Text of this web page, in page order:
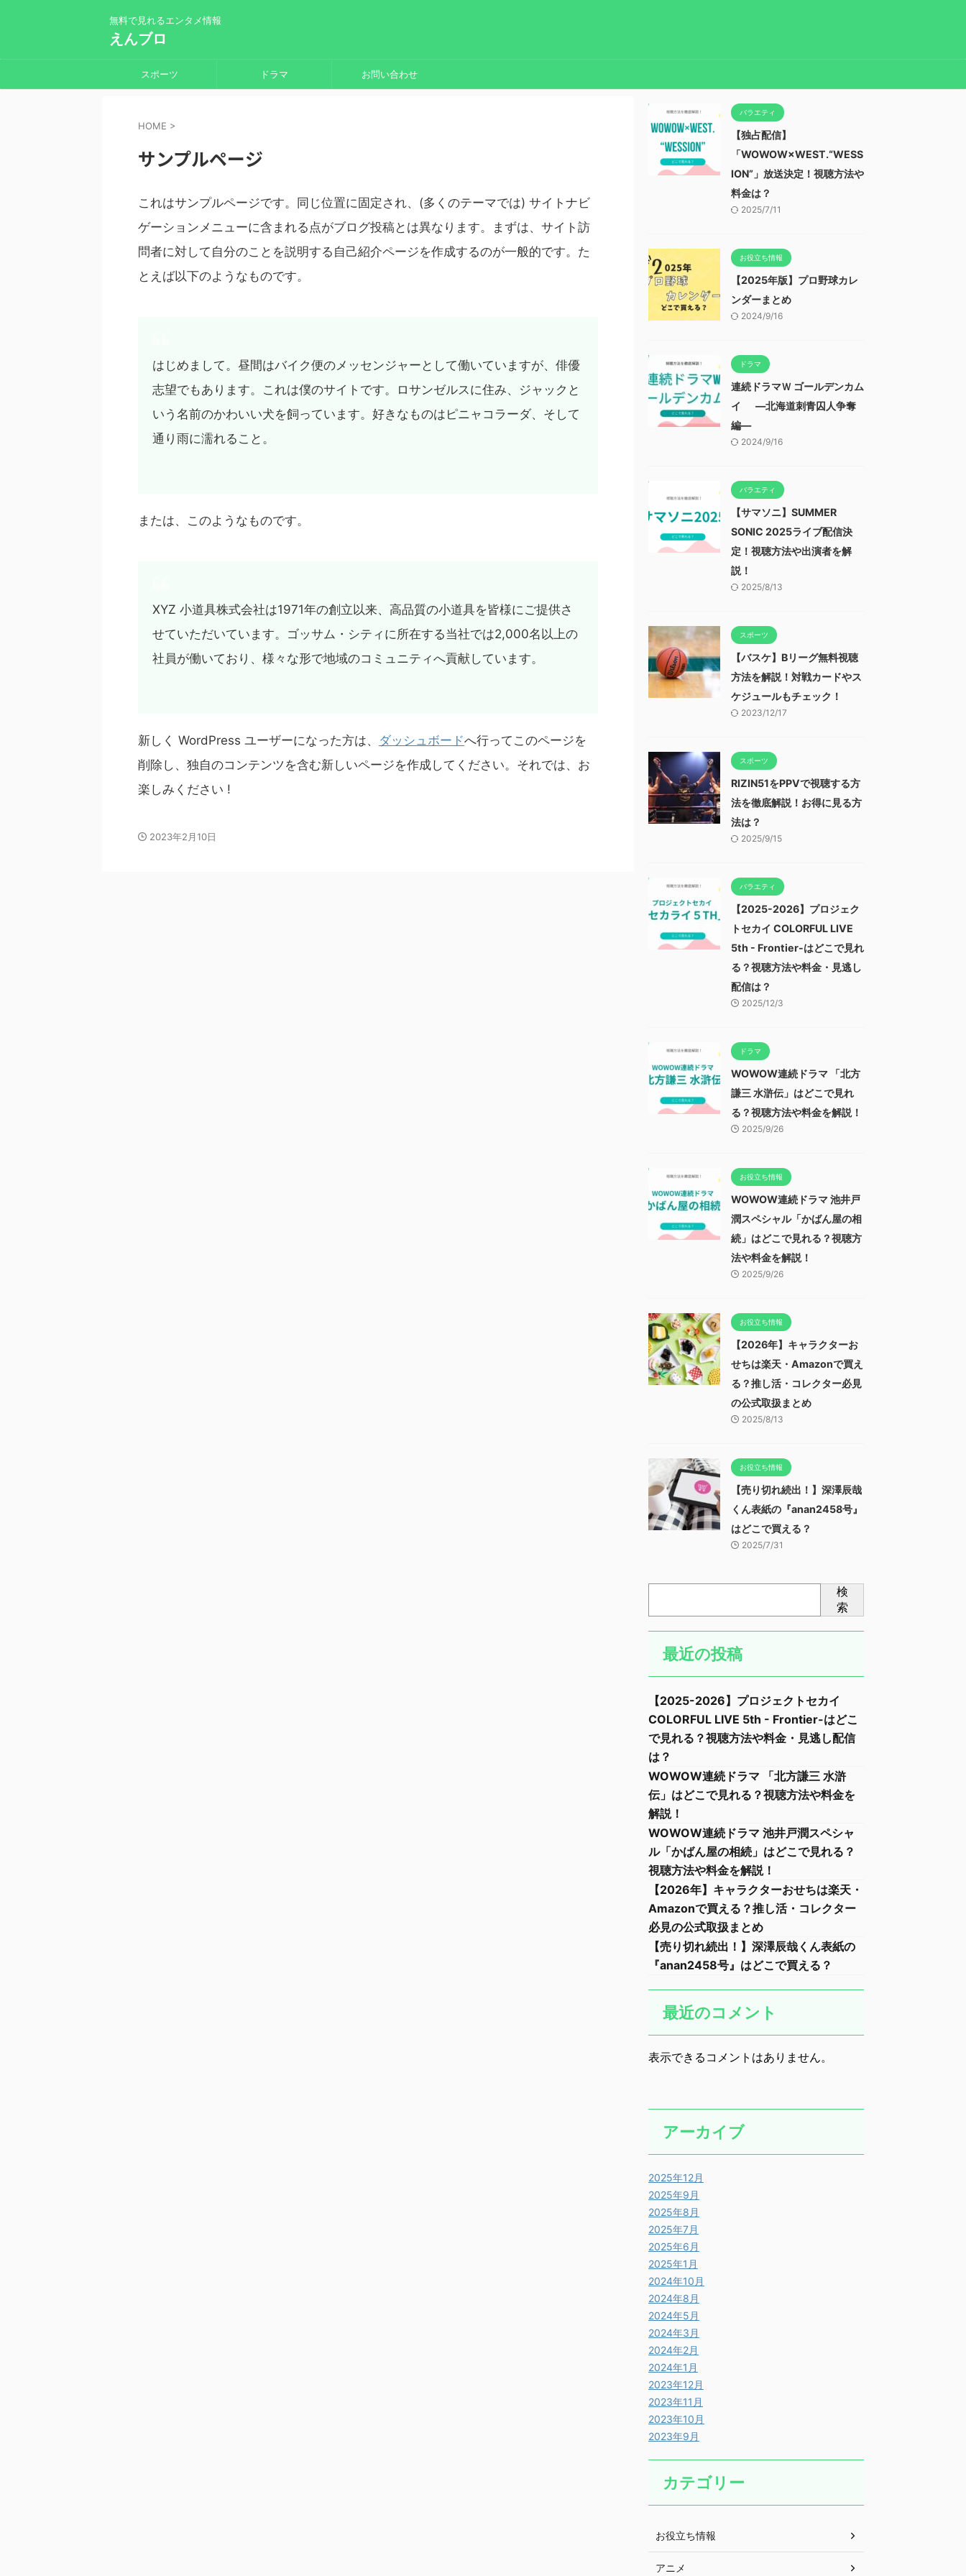
無料で見れるエンタメ情報
えんブロ
スポーツ ドラマ お問い合わせ
HOME >
サンプルページ
これはサンプルページです。同じ位置に固定され、(多くのテーマでは) サイトナビ
ゲーションメニューに含まれる点がブログ投稿とは異なります。まずは、サイト訪
問者に対して自分のことを説明する自己紹介ページを作成するのが一般的です。た
とえば以下のようなものです。
はじめまして。昼間はバイク便のメッセンジャーとして働いていますが、俳優
志望でもあります。これは僕のサイトです。ロサンゼルスに住み、ジャックと
いう名前のかわいい犬を飼っています。好きなものはピニャコラーダ、そして
通り雨に濡れること。
または、このようなものです。
XYZ 小道具株式会社は1971年の創立以来、高品質の小道具を皆様にご提供さ
せていただいています。ゴッサム・シティに所在する当社では2,000名以上の
社員が働いており、様々な形で地域のコミュニティへ貢献しています。
新しく WordPress ユーザーになった方は、 ダッシュボードへ行ってこのページを
削除し、独自のコンテンツを含む新しいページを作成してください。それでは、お
楽しみください !
2023年2月10日
バラエティ
【独占配信】
「WOWOW×WEST.“WESS
ION”」放送決定！視聴方法や
料金は？
2025/7/11
お役立ち情報
【2025年版】プロ野球カレ
ンダーまとめ
2024/9/16
ドラマ
連続ドラマＷ ゴールデンカム
イ ―北海道刺青囚人争奪
編―
2024/9/16
バラエティ
【サマソニ】SUMMER
SONIC 2025ライブ配信決
定！視聴方法や出演者を解
説！
2025/8/13
スポーツ
【バスケ】Bリーグ無料視聴
方法を解説！対戦カードやス
ケジュールもチェック！
2023/12/17
スポーツ
RIZIN51をPPVで視聴する方
法を徹底解説！お得に見る方
法は？
2025/9/15
バラエティ
【2025-2026】プロジェク
トセカイ COLORFUL LIVE
5th - Frontier-はどこで見れ
る？視聴方法や料金・見逃し
配信は？
2025/12/3
ドラマ
WOWOW連続ドラマ 「北方
謙三 水滸伝」はどこで見れ
る？視聴方法や料金を解説！
2025/9/26
お役立ち情報
WOWOW連続ドラマ 池井戸
潤スペシャル「かばん屋の相
続」はどこで見れる？視聴方
法や料金を解説！
2025/9/26
お役立ち情報
【2026年】キャラクターお
せちは楽天・Amazonで買え
る？推し活・コレクター必見
の公式取扱まとめ
2025/8/13
お役立ち情報
【売り切れ続出！】深澤辰哉
くん表紙の『anan2458号』
はどこで買える？
2025/7/31
検
索
最近の投稿
【2025-2026】プロジェクトセカイ
COLORFUL LIVE 5th - Frontier-はどこ
で見れる？視聴方法や料金・見逃し配信
は？
WOWOW連続ドラマ 「北方謙三 水滸
伝」はどこで見れる？視聴方法や料金を
解説！
WOWOW連続ドラマ 池井戸潤スペシャ
ル「かばん屋の相続」はどこで見れる？
視聴方法や料金を解説！
【2026年】キャラクターおせちは楽天・
Amazonで買える？推し活・コレクター
必見の公式取扱まとめ
【売り切れ続出！】深澤辰哉くん表紙の
『anan2458号』はどこで買える？
最近のコメント
表示できるコメントはありません。
アーカイブ
2025年12月
2025年9月
2025年8月
2025年7月
2025年6月
2025年1月
2024年10月
2024年8月
2024年5月
2024年3月
2024年2月
2024年1月
2023年12月
2023年11月
2023年10月
2023年9月
カテゴリー
お役立ち情報
アニメ